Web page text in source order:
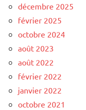
décembre 2025
février 2025
octobre 2024
août 2023
août 2022
février 2022
janvier 2022
octobre 2021